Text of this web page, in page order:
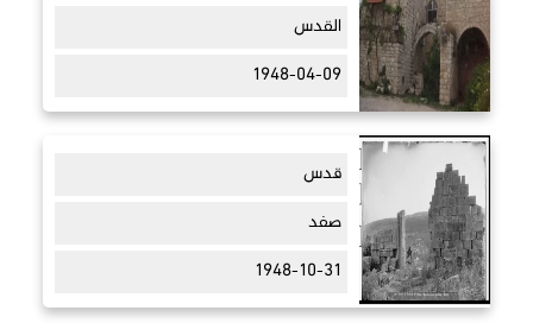
القدس
1948-04-09
قدس
صفد
1948-10-31